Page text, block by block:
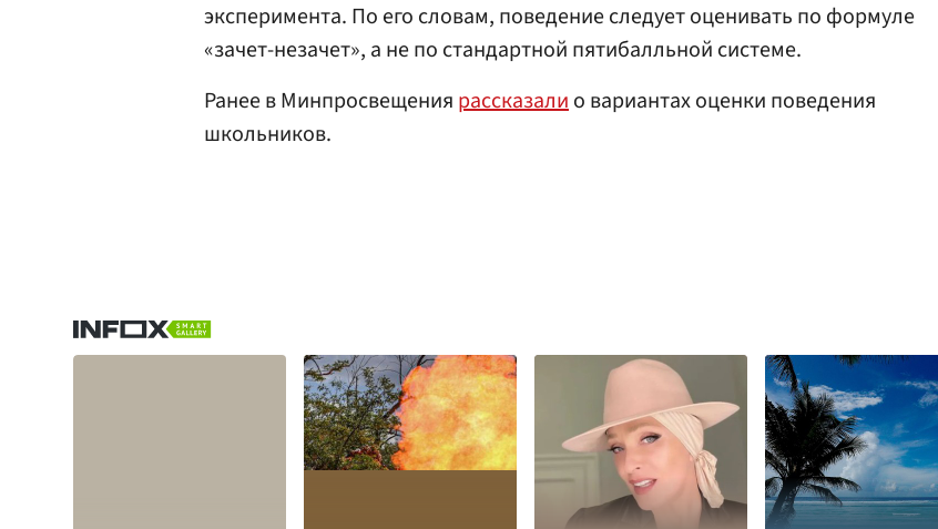
эксперимента. По его словам, поведение следует оценивать по формуле
«зачет-незачет», а не по стандартной пятибалльной системе.
Ранее в Минпросвещения рассказалио вариантах оценки поведения
школьников.